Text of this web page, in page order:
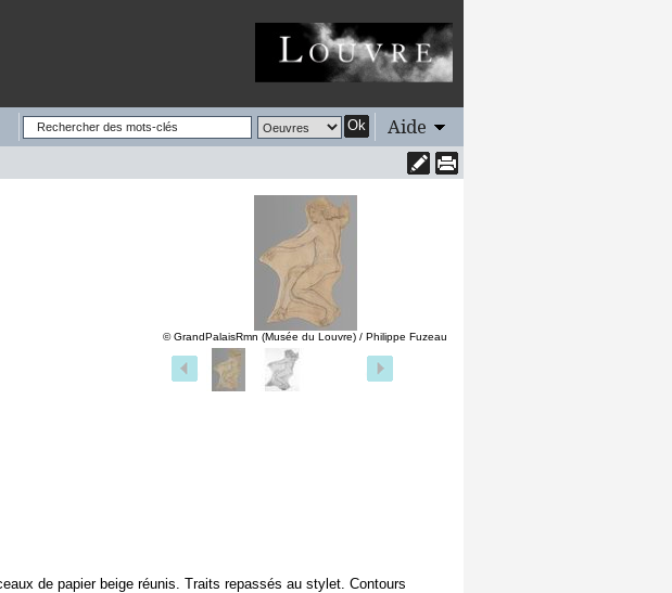
Ok Aide
© GrandPalaisRmn (Musée du Louvre) / Philippe Fuzeau
de papier beige réunis. Traits repassés au stylet. Contours